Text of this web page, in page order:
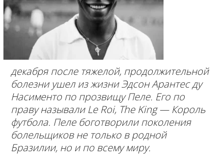
декабря после тяжелой, продолжительной
болезни ушел из жизни Эдсон Арантес ду
Насименто по прозвищу Пеле. Его по
праву называли Le Roi, The King — Король
футбола. Пеле боготворили поколения
болельщиков не только в родной
Бразилии, но и по всему миру.